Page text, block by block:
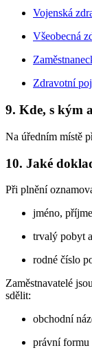
Vojenská
Všeobecná
Zdravotní
9. Kde, s kým
Na úředním místě
10. Jaké
Při plnění
jméno,
trvalý pobyt a
rodné číslo
Zaměstnavatelé
sdělit:
obchodní
právní formu